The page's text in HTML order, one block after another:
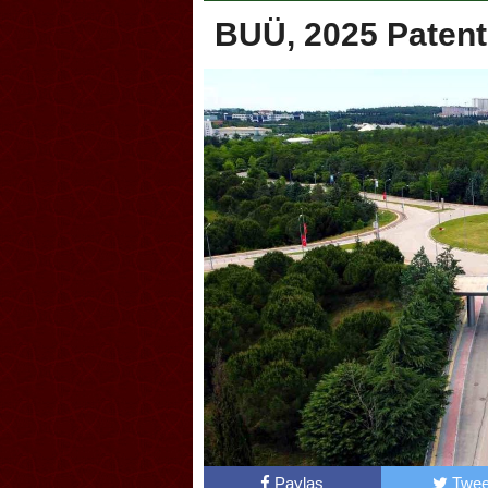
BUÜ, 2025
Paylaş
Akçakoca, Geleneksel
Şampiyonası’na ev